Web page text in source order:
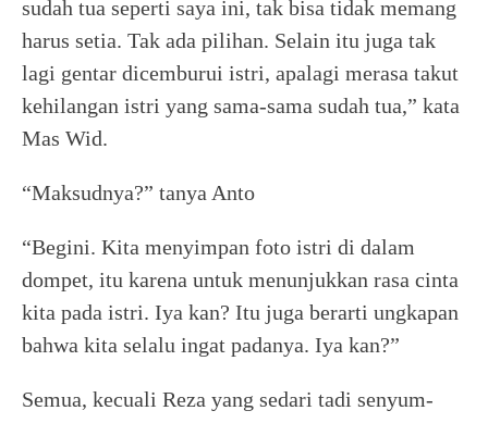
sudah tua seperti saya ini, tak bisa tidak memang
harus setia. Tak ada pilihan. Selain itu juga tak
lagi gentar dicemburui istri, apalagi merasa takut
kehilangan istri yang sama-sama sudah tua,” kata
Mas Wid.
“Maksudnya?” tanya Anto
“Begini. Kita menyimpan foto istri di dalam
dompet, itu karena untuk menunjukkan rasa cinta
kita pada istri. Iya kan? Itu juga berarti ungkapan
bahwa kita selalu ingat padanya. Iya kan?”
Semua, kecuali Reza yang sedari tadi senyum-